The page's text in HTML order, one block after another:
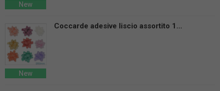
New
New
Coccarde adesive liscio assortito 1...